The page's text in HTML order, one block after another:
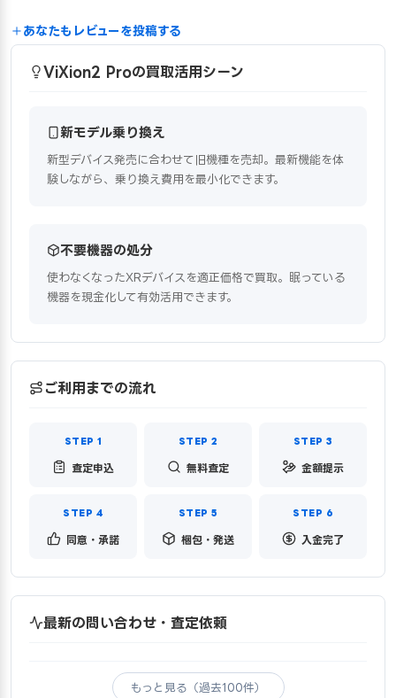
あなたもレビューを投稿する
ViXion2 Proの買取活用シーン
新モデル乗り換え
新型デバイス発売に合わせて旧機種を売却。最新機能を体
験しながら、乗り換え費用を最小化できます。
不要機器の処分
使わなくなったXRデバイスを適正価格で買取。眠っている
機器を現金化して有効活用できます。
ご利用までの流れ
査定申込 無料査定 金額提示
同意・承諾 梱包・発送 入金完了
最新の問い合わせ・査定依頼
もっと見る（過去100件）